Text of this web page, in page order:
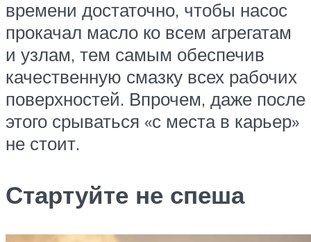
времени достаточно, чтобы насос
прокачал масло ко всем агрегатам
и узлам, тем самым обеспечив
качественную смазку всех рабочих
поверхностей. Впрочем, даже после
этого срываться «с места в карьер»
не стоит.
Стартуйте не спеша